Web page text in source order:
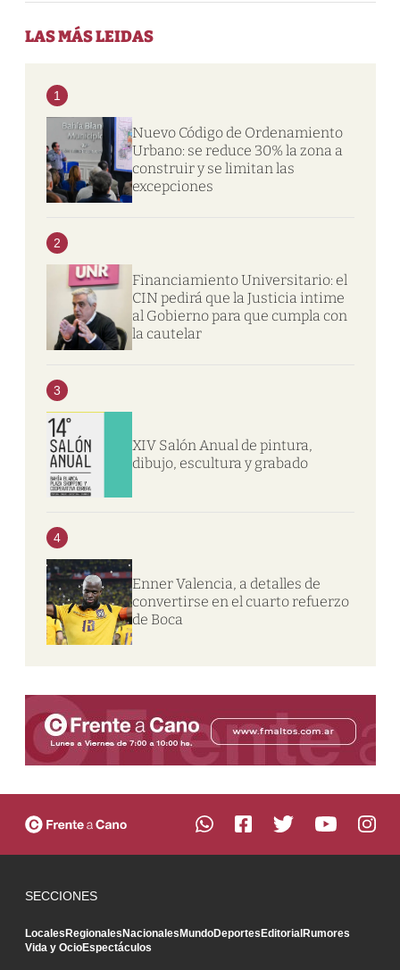
LAS MÁS LEIDAS
1
Nuevo Código de Ordenamiento
Urbano: se reduce 30% la zona a
construir y se limitan las
excepciones
2
Financiamiento Universitario: el
CIN pedirá que la Justicia intime
al Gobierno para que cumpla con
la cautelar
3
XIV Salón Anual de pintura,
dibujo, escultura y grabado
4
Enner Valencia, a detalles de
convertirse en el cuarto refuerzo
de Boca
SECCIONES
LocalesRegionalesNacionalesMundoDeportesEditorialRumores
Vida y OcioEspectáculos